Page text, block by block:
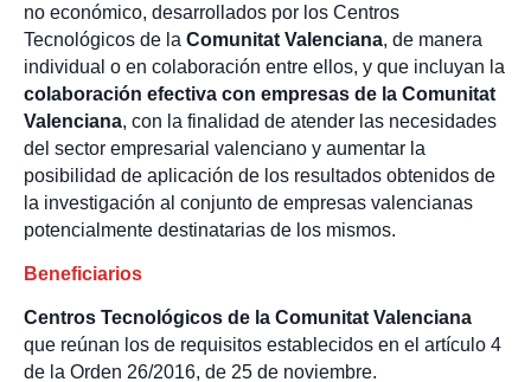
no económico, desarrollados por los Centros
Tecnológicos de la Comunitat Valenciana, de manera
individual o en colaboración entre ellos, y que incluyan la
colaboración efectiva con empresas de la Comunitat
Valenciana, con la finalidad de atender las necesidades
del sector empresarial valenciano y aumentar la
posibilidad de aplicación de los resultados obtenidos de
la investigación al conjunto de empresas valencianas
potencialmente destinatarias de los mismos.
Beneficiarios
Centros Tecnológicos de la Comunitat Valenciana
que reúnan los de requisitos establecidos en el artículo 4
de la Orden 26/2016, de 25 de noviembre.